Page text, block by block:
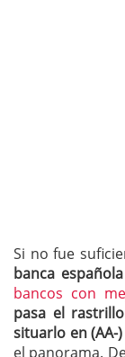
Si no fue
banca
bancos con
pasa el
situarlo en (AA-
el panorama.